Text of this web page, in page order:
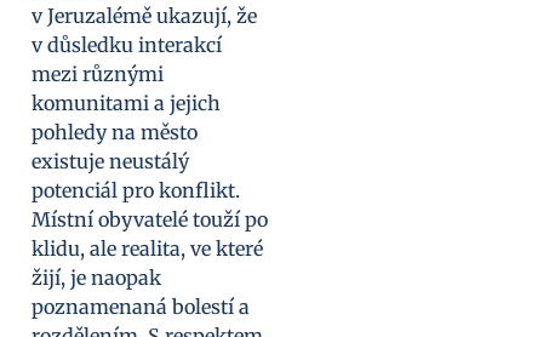
v Jeruzalémě ukazují, že
v důsledku interakcí
mezi různými
komunitami a jejich
pohledy na město
existuje neustálý
potenciál pro konflikt.
Místní obyvatelé touží po
klidu, ale realita, ve které
žijí, je naopak
poznamenaná bolestí a